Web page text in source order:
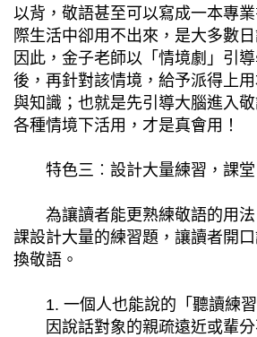
以背，敬語甚至可以寫成一本專
際生活中卻用不出來，是大多數
因此，金子老師以「情境劇」引
後，再針對該情境，給予派得上
與知識；也就是先引導大腦進入
各種情境下活用，才是真會用！
特色三︰設計大量練習，課堂
為讓讀者能更熟練敬語的用法
課設計大量的練習題，讓讀者開
換敬語。
1. 一個人也能說的「聽讀練習
因說話對象的親疏遠近或輩分